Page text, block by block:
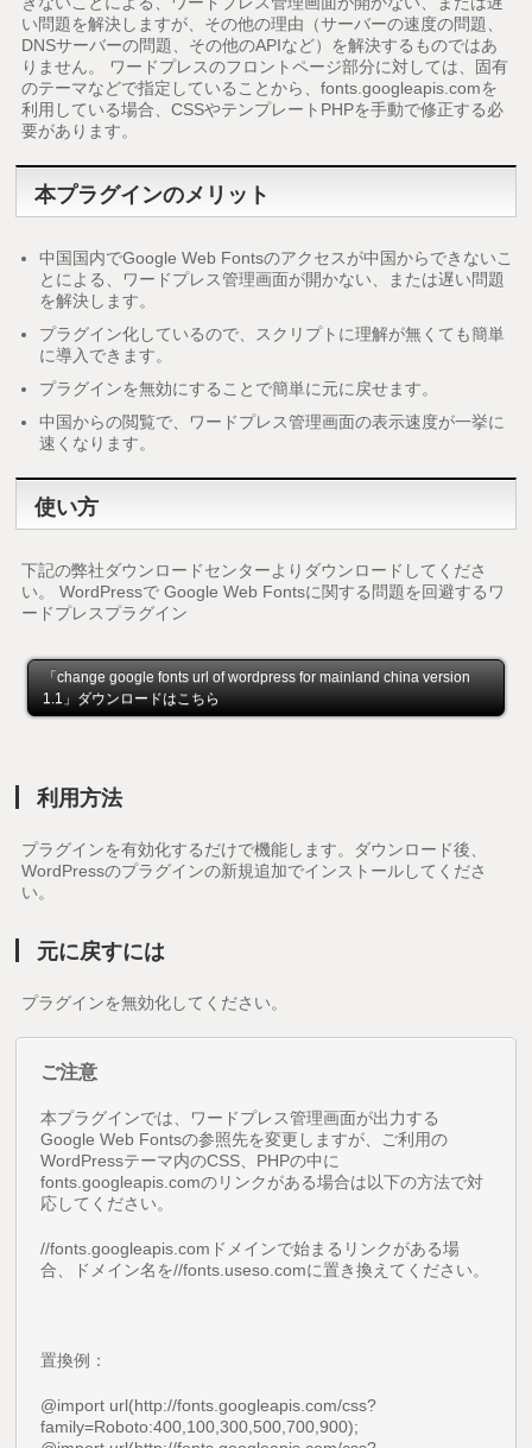
い問題を解決しますが、その他の理由（サーバーの速度の問題、
DNSサーバーの問題、その他のAPIなど）を解決するものではあ
りません。 ワードプレスのフロントページ部分に対しては、固有
のテーマなどで指定していることから、fonts.googleapis.comを
利用している場合、CSSやテンプレートPHPを手動で修正する必
要があります。
本プラグインのメリット
中国国内でGoogle Web Fontsのアクセスが中国からできないこ
とによる、ワードプレス管理画面が開かない、または遅い問題
を解決します。
プラグイン化しているので、スクリプトに理解が無くても簡単
に導入できます。
プラグインを無効にすることで簡単に元に戻せます。
中国からの閲覧で、ワードプレス管理画面の表示速度が一挙に
速くなります。
使い方
下記の弊社ダウンロードセンターよりダウンロードしてくださ
い。 WordPressで Google Web Fontsに関する問題を回避するワ
ードプレスプラグイン
「change google fonts url of wordpress for mainland china version
1.1」ダウンロードはこちら
利用方法
プラグインを有効化するだけで機能します。ダウンロード後、
WordPressのプラグインの新規追加でインストールしてくださ
い。
元に戻すには
プラグインを無効化してください。
ご注意
本プラグインでは、ワードプレス管理画面が出力する
Google Web Fontsの参照先を変更しますが、ご利用の
WordPressテーマ内のCSS、PHPの中に
fonts.googleapis.comのリンクがある場合は以下の方法で対
応してください。
//fonts.googleapis.comドメインで始まるリンクがある場
合、ドメイン名を//fonts.useso.comに置き換えてください。
置換例：
@import url(http://fonts.googleapis.com/css?
family=Roboto:400,100,300,500,700,900);